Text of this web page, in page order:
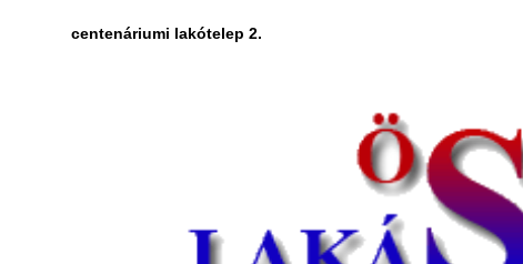
centenáriumi lakótelep 2.